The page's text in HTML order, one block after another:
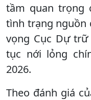
tầm quan trọng
tình trạng nguồn
vọng Cục Dự trữ
tục nới lỏng
2026.
Theo đánh giá